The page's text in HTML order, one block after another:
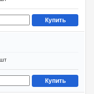
Купить
шт
Купить